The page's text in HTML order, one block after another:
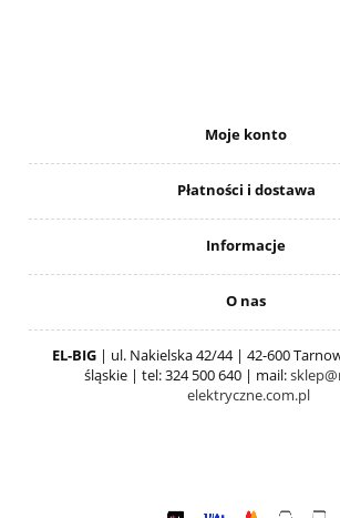
Moje konto
Płatności i dostawa
Informacje
O nas
EL-BIG| ul. Nakielska 42/44 | 42-600
śląskie | tel: 324 500 640 | mail:
elektryczne.com.pl